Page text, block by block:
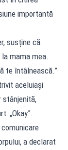
importantă
susține că
mama mea.
te întâlnească.”
aceluiași
stânjenită,
„Okay”.
a declarat